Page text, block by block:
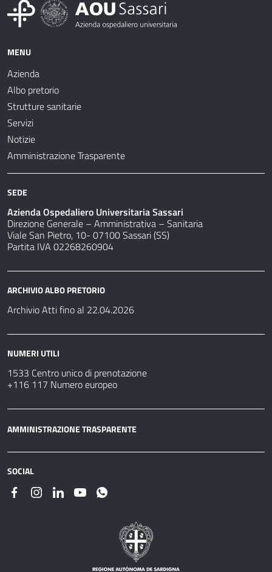
MENU
Azienda
Albo pretorio
Strutture sanitarie
Servizi
Notizie
Amministrazione Trasparente
SEDE
Azienda Ospedaliero Universitaria Sassari
Direzione Generale – Amministrativa – Sanitaria
Viale San Pietro, 10- 07100 Sassari (SS)
Partita IVA 02268260904
ARCHIVIO ALBO PRETORIO
Archivio Atti fino al 22.04.2026
NUMERI UTILI
1533 Centro unico di prenotazione
+116 117 Numero europeo
AMMINISTRAZIONE TRASPARENTE
SOCIAL